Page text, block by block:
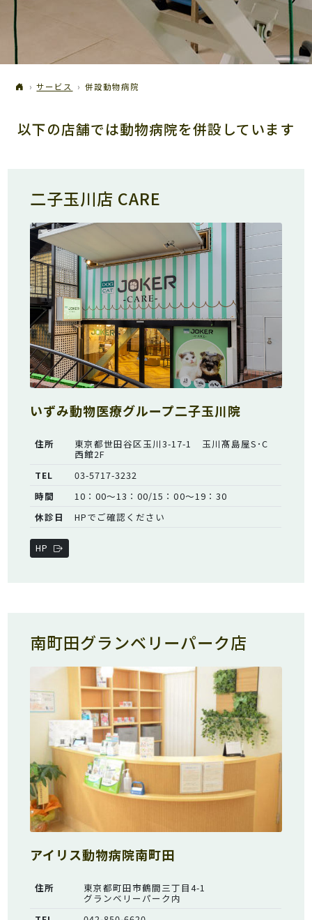
サービス 併設動物病院
以下の店舗では動物病院を併設しています
二子玉川店 CARE
いずみ動物医療グループ二子玉川院
住所 東京都世田谷区玉川3-17-1 玉川髙島屋S･C
西館2F
TEL
03-5717-3232
時間
10：00～13：00/15：00～19：30
休診日
HPでご確認ください
HP
南町田グランベリーパーク店
アイリス動物病院南町田
住所 東京都町田市鶴間三丁目4-1
グランベリーパーク内